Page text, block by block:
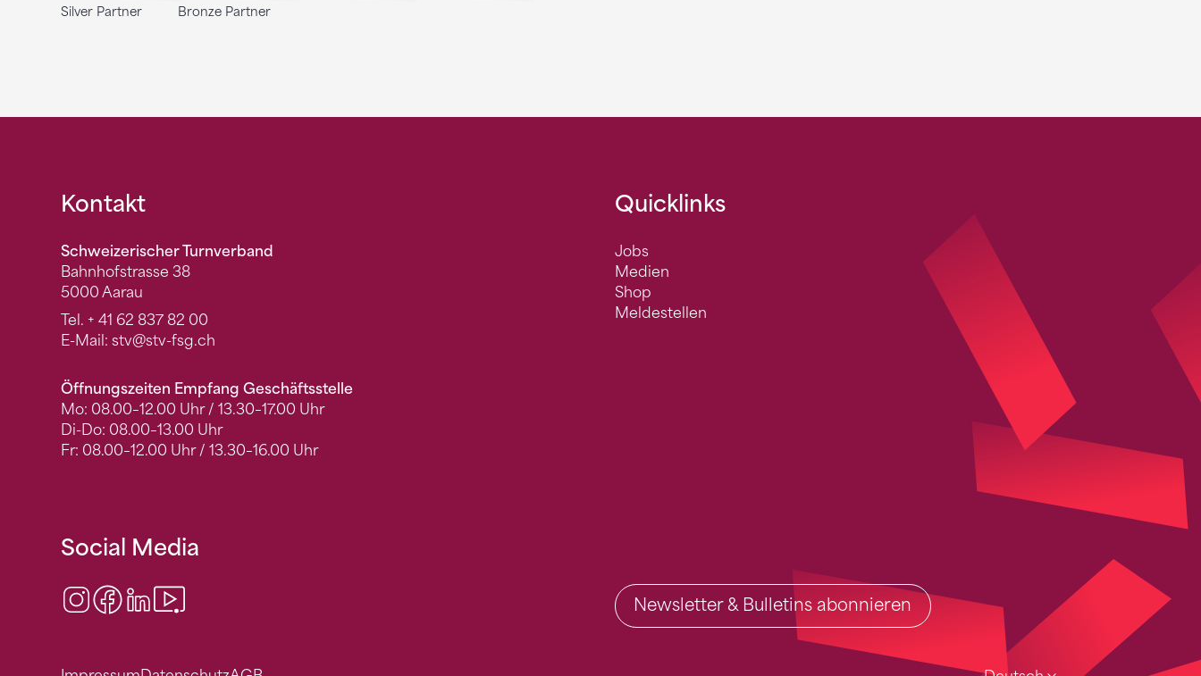
Silver Partner Bronze Partner
Fusszeile
Kontakt
Schweizerischer Turnverband
Bahnhofstrasse 38
5000 Aarau
Tel. + 41 62 837 82 00
E-Mail: stv@stv-fsg.ch
Öffnungszeiten Empfang Geschäftsstelle
Mo: 08.00–12.00 Uhr / 13.30–17.00 Uhr
Di-Do: 08.00–13.00 Uhr
Fr: 08.00–12.00 Uhr / 13.30–16.00 Uhr
Quicklinks
Jobs
Medien
Shop
Meldestellen
Social Media
Instagram
Facebook
LinkedIn Newsletter & Bulletins abonnieren